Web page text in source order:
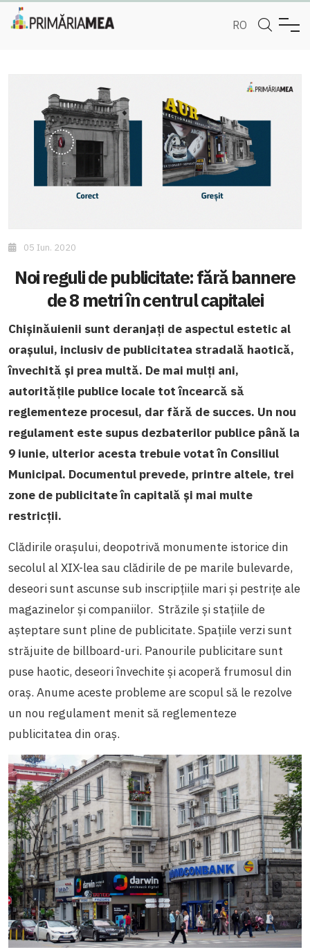
RO
05 Iun. 2020
Noi reguli de publicitate: fără bannere
de 8 metri în centrul capitalei
Chișinăuienii sunt deranjați de aspectul estetic al
orașului, inclusiv de publicitatea stradală haotică,
învechită și prea multă. De mai mulți ani,
autoritățile publice locale tot încearcă să
reglementeze procesul, dar fără de succes. Un nou
regulament este supus dezbaterilor publice până la
9 iunie, ulterior acesta trebuie votat în Consiliul
Municipal. Documentul prevede, printre altele, trei
zone de publicitate în capitală și mai multe
restricții.
Clădirile orașului, deopotrivă monumente istorice din
secolul al XIX-lea sau clădirile de pe marile bulevarde,
deseori sunt ascunse sub inscripțiile mari și pestrițe ale
magazinelor și companiilor. Străzile și stațiile de
așteptare sunt pline de publicitate. Spațiile verzi sunt
străjuite de billboard-uri. Panourile publicitare sunt
puse haotic, deseori învechite și acoperă frumosul din
oraș. Anume aceste probleme are scopul să le rezolve
un nou regulament menit să reglementeze
publicitatea din oraș.